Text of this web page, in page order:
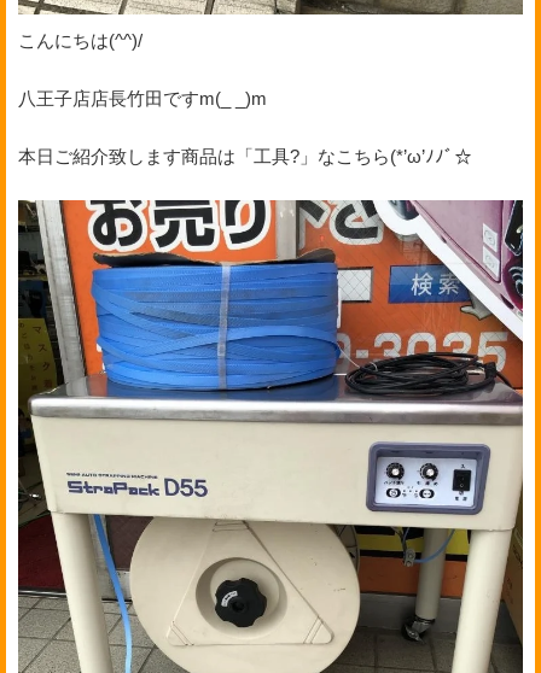
こんにちは(^^)/
八王子店店長竹田ですm(_ _)m
本日ご紹介致します商品は「工具?」なこちら(*’ω’ﾉﾉﾞ☆